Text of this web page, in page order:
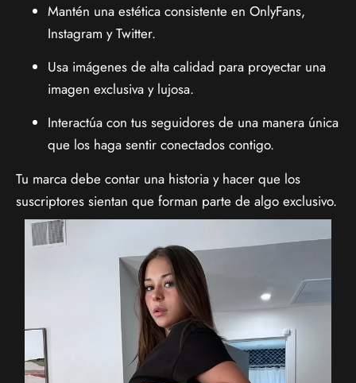
Mantén una estética consistente en OnlyFans,
Instagram y Twitter.
Usa imágenes de alta calidad para proyectar una
imagen exclusiva y lujosa.
Interactúa con tus seguidores de una manera única
que los haga sentir conectados contigo.
Tu marca debe contar una historia y hacer que los
suscriptores sientan que forman parte de algo exclusivo.